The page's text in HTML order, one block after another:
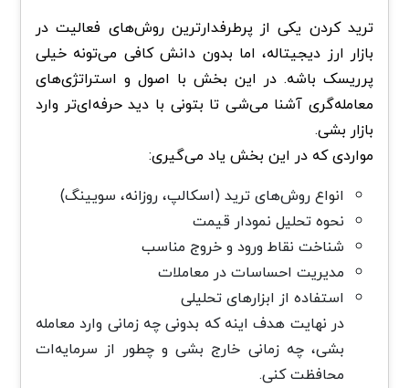
ترید کردن یکی از پرطرفدارترین روش‌های فعالیت در
بازار ارز دیجیتاله، اما بدون دانش کافی می‌تونه خیلی
پرریسک باشه. در این بخش با اصول و استراتژی‌های
معامله‌گری آشنا می‌شی تا بتونی با دید حرفه‌ای‌تر وارد
بازار بشی.
مواردی که در این بخش یاد می‌گیری:
انواع روش‌های ترید (اسکالپ، روزانه، سویینگ)
نحوه تحلیل نمودار قیمت
شناخت نقاط ورود و خروج مناسب
مدیریت احساسات در معاملات
استفاده از ابزارهای تحلیلی
در نهایت هدف اینه که بدونی چه زمانی وارد معامله
بشی، چه زمانی خارج بشی و چطور از سرمایه‌ات
محافظت کنی.